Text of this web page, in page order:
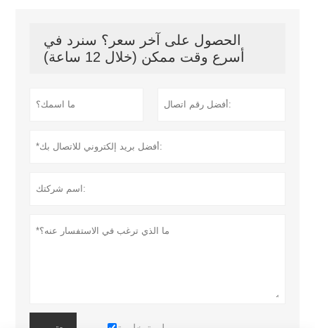
الحصول على آخر سعر؟ سنرد في
أسرع وقت ممكن (خلال 12 ساعة)